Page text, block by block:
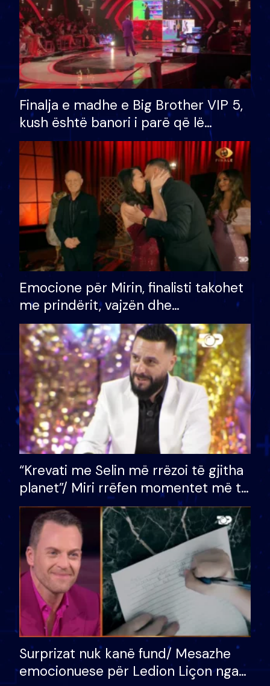
Finalja e madhe e Big Brother VIP 5,
kush është banori i parë që lë
shtëpinë dhe humb mundësinë për
të fituar çmimin e madh
Emocione për Mirin, finalisti takohet
me prindërit, vajzën dhe
bashkëshorten: S’kemi ndonjë letër
divorci apo jo?
“Krevati me Selin më rrëzoi të gjitha
planet”/ Miri rrëfen momentet më të
bukura në shtëpinë e BB VIP: Do më
mungojë zilja e mëngjesit kur…
Surprizat nuk kanë fund/ Mesazhe
emocionuese për Ledion Liçon nga